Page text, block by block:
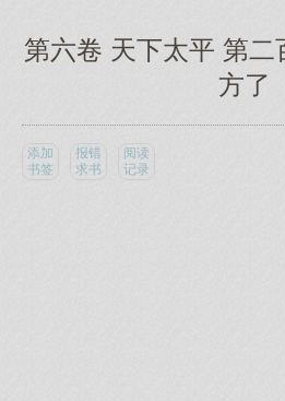
第六卷 天下太平 第二
方了
添加
书签
报错
求书
阅读
记录